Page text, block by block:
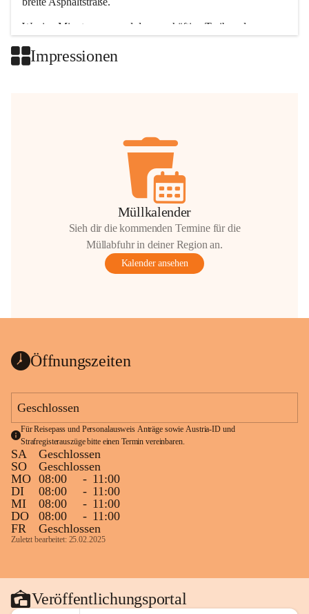
Wenige Minuten nur, und das geschäftige Treiben der
Impressionen
Müllkalender
Sieh dir die kommenden Termine für die
Müllabfuhr in deiner Region an.
Kalender ansehen
Öffnungszeiten
Geschlossen
Für Reisepass und Personalausweis Anträge sowie Austria-ID und
Strafregisterauszüge bitte einen Termin vereinbaren.
SA
Geschlossen
SO
Geschlossen
MO 08:00 - 11:00
DI
08:00 - 11:00
MI
08:00 - 11:00
DO
08:00 - 11:00
FR
Geschlossen
Zuletzt bearbeitet: 25.02.2025
Veröffentlichungsportal